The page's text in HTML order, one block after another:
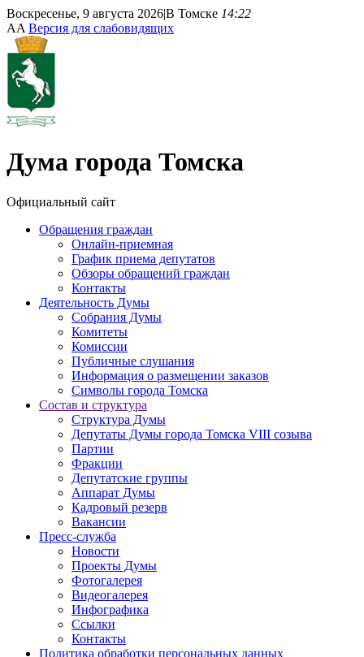
Воскресенье, 9 августа 2026|В Томске 14:22
AA Версия для слабовидящих
Дума города Томска
Официальный сайт
Обращения граждан
Онлайн-приемная
График приема депутатов
Обзоры обращений граждан
Контакты
Деятельность Думы
Собрания Думы
Комитеты
Комиссии
Публичные слушания
Информация о размещении заказов
Символы города Томска
Состав и структура
Структура Думы
Депутаты Думы города Томска VIII созыва
Партии
Фракции
Депутатские группы
Аппарат Думы
Кадровый резерв
Вакансии
Пресс-служба
Новости
Проекты Думы
Фотогалерея
Видеогалерея
Инфографика
Ссылки
Контакты
Политика обработки персональных данных